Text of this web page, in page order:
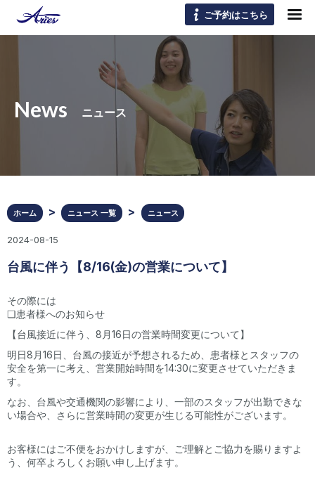
ご予約はこちら
News ニュース
ホーム ニュース 一覧 ニュース
2024-08-15
台風に伴う【8/16(金)の営業について】
その際には
❏患者様へのお知らせ
【台風接近に伴う、8月16日の営業時間変更について】
明日8月16日、台風の接近が予想されるため、患者様とスタッフの
安全を第一に考え、営業開始時間を14:30に変更させていただきま
す。
なお、台風や交通機関の影響により、一部のスタッフが出勤できな
い場合や、さらに営業時間の変更が生じる可能性がございます。
お客様にはご不便をおかけしますが、ご理解とご協力を賜りますよ
う、何卒よろしくお願い申し上げます。